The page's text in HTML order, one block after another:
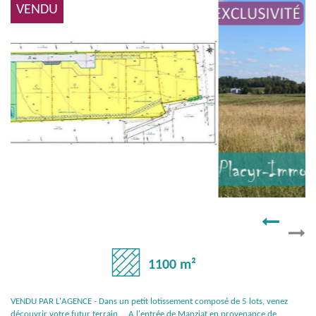
VENDU
1100 m²
VENDU PAR L'AGENCE - Dans un petit lotissement composé de 5 lots, venez